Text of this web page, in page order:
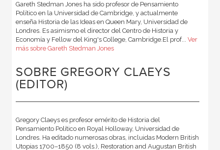
Gareth Stedman Jones ha sido profesor de Pensamiento
Político en la Universidad de Cambridge, y actualmente
enseña Historia de las Ideas en Queen Mary, Universidad de
Londres. Es asimismo el director del Centro de Historia y
Economía y Fellow del King's College, Cambridge.El prof... Ver
más sobre Gareth Stedman Jones
SOBRE GREGORY CLAEYS
(EDITOR)
Gregory Claeys es profesor emérito de Historia del
Pensamiento Político en Royal Holloway, Universidad de
Londres. Ha editado numerosas obras, incluidas Modern British
Utopias 1700–1850 (8 vols.), Restoration and Augustan British